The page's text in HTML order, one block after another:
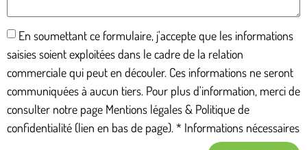
En soumettant ce formulaire, j'accepte que les informations
saisies soient exploitées dans le cadre de la relation
commerciale qui peut en découler. Ces informations ne seront
communiquées à aucun tiers. Pour plus d'information, merci de
consulter notre page Mentions légales & Politique de
confidentialité (lien en bas de page). * Informations nécessaires